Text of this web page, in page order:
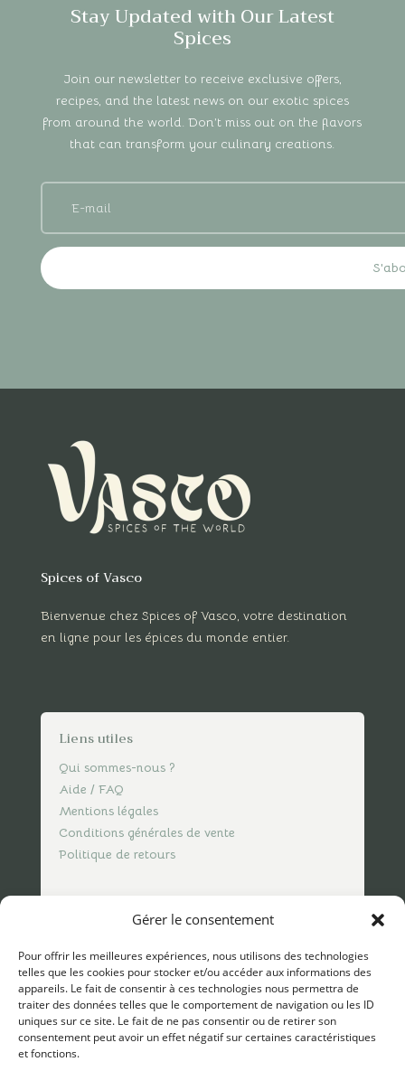
Gérer le consentement
Pour offrir les meilleures expériences, nous utilisons des technologies
telles que les cookies pour stocker et/ou accéder aux informations des
appareils. Le fait de consentir à ces technologies nous permettra de
traiter des données telles que le comportement de navigation ou les ID
uniques sur ce site. Le fait de ne pas consentir ou de retirer son
consentement peut avoir un effet négatif sur certaines caractéristiques
et fonctions.
Stay Updated with Our Latest
Spices
Join our newsletter to receive exclusive offers,
recipes, and the latest news on our exotic spices
from around the world. Don’t miss out on the flavors
that can transform your culinary creations.
Spices of Vasco
Bienvenue chez Spices of Vasco, votre destination
en ligne pour les épices du monde entier.
Liens utiles
Qui sommes-nous ?
Aide / FAQ
Mentions légales
Conditions générales de vente
Politique de retours
contact@spicesofvasco.com